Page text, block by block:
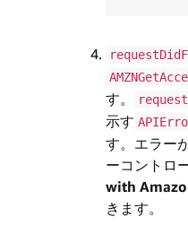
す。
示す
す。エラー
ーコントロ
with
きます。